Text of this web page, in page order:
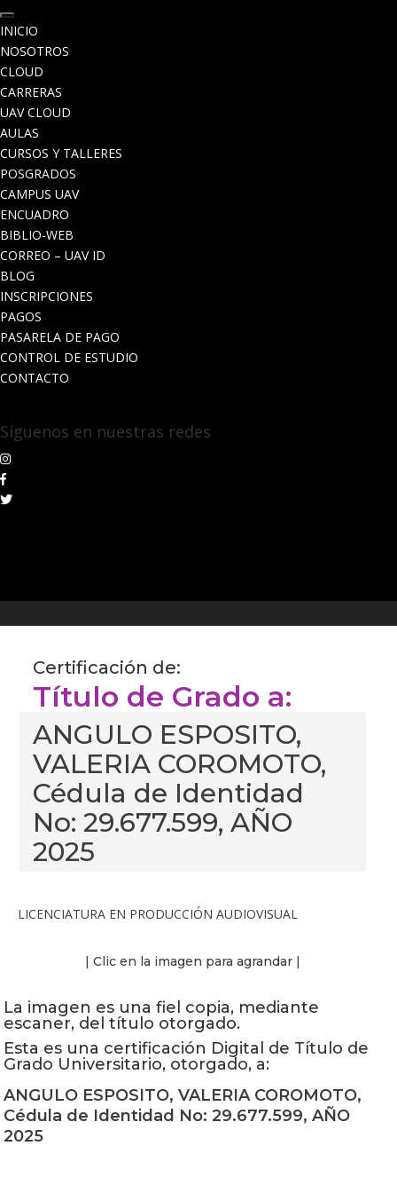
INICIO
NOSOTROS
CLOUD
CARRERAS
UAV CLOUD
AULAS
CURSOS Y TALLERES
POSGRADOS
CAMPUS UAV
ENCUADRO
BIBLIO-WEB
CORREO – UAV ID
BLOG
INSCRIPCIONES
PAGOS
PASARELA DE PAGO
CONTROL DE ESTUDIO
CONTACTO
Síguenos en nuestras redes
Certificación de:
Título de Grado a:
ANGULO ESPOSITO,
VALERIA COROMOTO,
Cédula de Identidad
No: 29.677.599, AÑO
2025
LICENCIATURA EN PRODUCCIÓN AUDIOVISUAL
| Clic en la imagen para agrandar |
La imagen es una fiel copia, mediante
escaner, del título otorgado.
Esta es una certificación Digital de Título de
Grado Universitario, otorgado, a:
ANGULO ESPOSITO, VALERIA COROMOTO,
Cédula de Identidad No: 29.677.599, AÑO
2025